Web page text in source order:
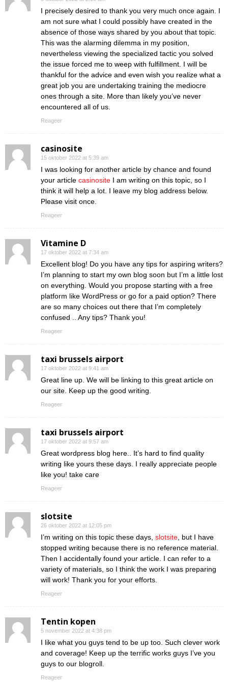
I precisely desired to thank you very much once again. I
am not sure what I could possibly have created in the
absence of those ways shared by you about that topic.
This was the alarming dilemma in my position,
nevertheless viewing the specialized tactic you solved
the issue forced me to weep with fulfillment. I will be
thankful for the advice and even wish you realize what a
great job you are undertaking training the mediocre
ones through a site. More than likely you’ve never
encountered all of us.
Reageer
casinosite
15 oktober 2022 at 5:39 am
I was looking for another article by chance and found
your article casinosite I am writing on this topic, so I
think it will help a lot. I leave my blog address below.
Please visit once.
Reageer
Vitamine D
17 oktober 2022 at 7:34 am
Excellent blog! Do you have any tips for aspiring writers?
I’m planning to start my own blog soon but I’m a little lost
on everything. Would you propose starting with a free
platform like WordPress or go for a paid option? There
are so many choices out there that I’m completely
confused .. Any tips? Thank you!
Reageer
taxi brussels airport
17 oktober 2022 at 9:41 am
Great line up. We will be linking to this great article on
our site. Keep up the good writing.
Reageer
taxi brussels airport
17 oktober 2022 at 9:57 am
Great wordpress blog here.. It’s hard to find quality
writing like yours these days. I really appreciate people
like you! take care
Reageer
slotsite
26 oktober 2022 at 12:05 pm
I’m writing on this topic these days, slotsite , but I have
stopped writing because there is no reference material.
Then I accidentally found your article. I can refer to a
variety of materials, so I think the work I was preparing
will work! Thank you for your efforts.
Reageer
Tentin kopen
5 november 2022 at 4:38 pm
I like what you guys tend to be up too. Such clever work
and coverage! Keep up the terrific works guys I’ve you
guys to our blogroll.
Reageer